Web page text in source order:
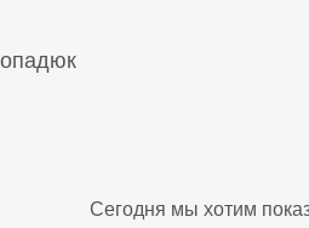
Сегодня мы хотим